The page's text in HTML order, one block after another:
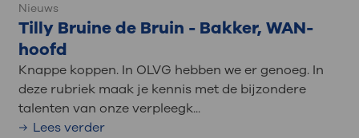
Nieuws
Tilly Bruine de Bruin - Bakker, WAN-
hoofd
Knappe koppen. In OLVG hebben we er genoeg. In
deze rubriek maak je kennis met de bijzondere
talenten van onze verpleegk...
Lees verder